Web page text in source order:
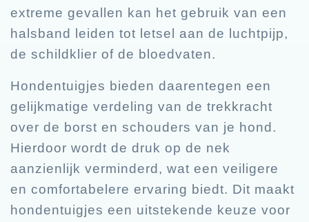
extreme gevallen kan het gebruik van een
halsband leiden tot letsel aan de luchtpijp,
de schildklier of de bloedvaten.
Hondentuigjes bieden daarentegen een
gelijkmatige verdeling van de trekkracht
over de borst en schouders van je hond.
Hierdoor wordt de druk op de nek
aanzienlijk verminderd, wat een veiligere
en comfortabelere ervaring biedt. Dit maakt
hondentuigjes een uitstekende keuze voor